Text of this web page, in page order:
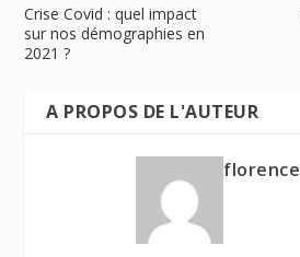
Crise Covid : quel impact
sur nos démographies en
2021 ?
A PROPOS DE L'AUTEUR